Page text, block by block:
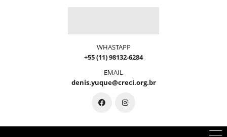
WHASTAPP
+55 (11) 98132-6284
EMAIL
denis.yuque@creci.org.br